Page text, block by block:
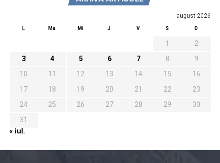
august 2026
L Ma Mi J V S D
1
2
3
4 5 6 7 8
9
10
11 12 13 14 15
16
17
18 19 20 21 22
23
24
25 26 27 28 29
30
31
« iul.